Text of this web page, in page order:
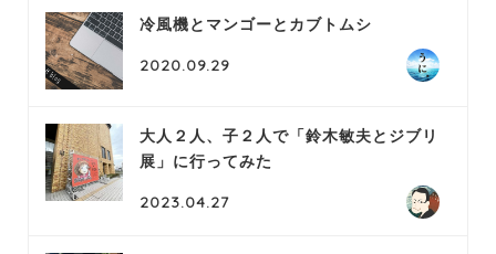
冷風機とマンゴーとカブトムシ
2020.09.29
大人２人、子２人で「鈴木敏夫とジブリ
展」に行ってみた
2023.04.27